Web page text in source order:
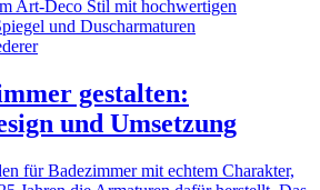
gestalten:
und Umsetzung
für Badezimmer mit echtem Charakter,